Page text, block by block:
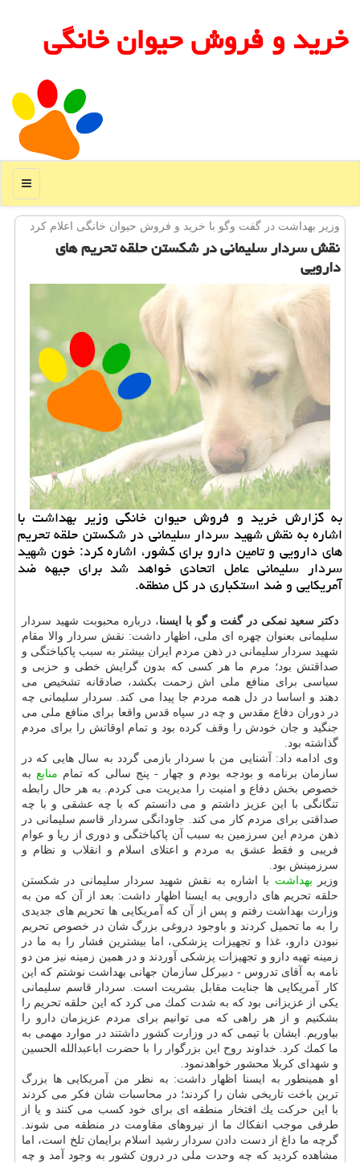
خرید و فروش حیوان خانگی
منو
وزیر بهداشت در گفت وگو با خرید و فروش حیوان خانگی اعلام كرد
نقش سردار سلیمانی در شكستن حلقه تحریم های
دارویی
به گزارش خرید و فروش حیوان خانگی وزیر بهداشت با
اشاره به نقش شهید سردار سلیمانی در شكستن حلقه تحریم
های دارویی و تامین دارو برای كشور، اشاره كرد: خون شهید
سردار سلیمانی عامل اتحادی خواهد شد برای جبهه ضد
آمریكایی و ضد استكباری در كل منطقه.
دكتر سعید نمكی در گفت و گو با ایسنا، درباره محبوبت شهید سردار
سلیمانی بعنوان چهره ای ملی، اظهار داشت: نقش سردار والا مقام
شهید سردار سلیمانی در ذهن مردم ایران بیشتر به سبب پاكباختگی و
صداقتش بود؛ مرم ما هر كسی كه بدون گرایش خطی و حزبی و
سیاسی برای منافع ملی اش زحمت بكشد، صادقانه تشخیص می
دهند و اساسا در دل همه مردم جا پیدا می كند. سردار سلیمانی چه
در دوران دفاع مقدس و چه در سپاه قدس واقعا برای منافع ملی می
جنگید و جان خودش را وقف كرده بود و تمام اوقاتش را برای مردم
گذاشته بود.
وی ادامه داد: آشنایی من با سردار بازمی گردد به سال هایی كه در
سازمان برنامه و بودجه بودم و چهار - پنج سالی كه تمام منابع به
خصوص بخش دفاع و امنیت را مدیریت می كردم. به هر حال رابطه
تنگانگی با این عزیز داشتم و می دانستم كه با چه عشقی و با چه
صداقتی برای مردم كار می كند. جاودانگی سردار قاسم سلیمانی در
ذهن مردم این سرزمین به سبب آن پاكباختگی و دوری از ریا و عوام
فریبی و فقط عشق به مردم و اعتلای اسلام و انقلاب و نظام و
سرزمینش بود.
وزیر بهداشت با اشاره به نقش شهید سردار سلیمانی در شكستن
حلقه تحریم های دارویی به ایسنا اظهار داشت: بعد از آن كه من به
وزارت بهداشت رفتم و پس از آن كه آمریكایی ها تحریم های جدیدی
را به ما تحمیل كردند و باوجود دروغی بزرگ شان در خصوص تحریم
نبودن دارو، غذا و تجهیزات پزشكی، اما بیشترین فشار را به ما در
زمینه تهیه دارو و تجهیزات پزشكی آوردند و در همین زمینه نیز من دو
نامه به آقای تدروس - دبیركل سازمان جهانی بهداشت نوشتم كه این
كار آمریكایی ها جنایت مقابل بشریت است. سردار قاسم سلیمانی
یكی از عزیزانی بود كه به شدت كمك می كرد كه این حلقه تحریم را
بشكنیم و از هر راهی كه می توانیم برای مردم عزیزمان دارو را
بیاوریم. ایشان با تیمی كه در وزارت كشور داشتند در موارد مهمی به
ما كمك كرد. خداوند روح این بزرگوار را با حضرت اباعبدالله الحسین
و شهدای كربلا محشور خواهدنمود.
او همینطور به ایسنا اظهار داشت: به نظر من آمریكایی ها بزرگ
ترین باخت تاریخی شان را كردند؛ در محاسبات شان فكر می كردند
با این حركت یك افتخار منطقه ای برای خود كسب می كنند و یا از
طرفی موجب انفكاك ما از نیروهای مقاومت در منطقه می شوند.
گرچه ما داغ از دست دادن سردار رشید اسلام برایمان تلخ است، اما
مشاهده كردید كه چه وحدت ملی در درون كشور به وجود آمد و چه